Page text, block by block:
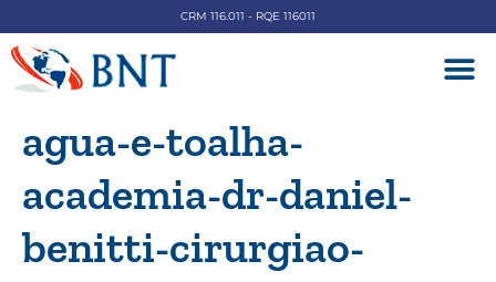
CRM 116.011 - RQE 116011
agua-e-toalha-
academia-dr-daniel-
benitti-cirurgiao-